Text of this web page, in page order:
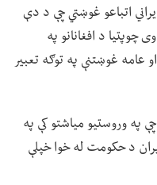
اتباعو غوښتي چې د دې
د افغانانو په
عامه غوښتنې په توګه تعبیر
په وروستیو میاشتو کې په
د حکومت له خوا خپلې